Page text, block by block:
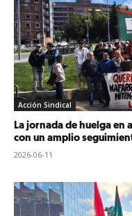
Acción Sindical
La jornada de huelga en
con un amplio
2026-06-11